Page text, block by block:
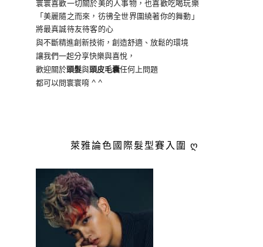
寰寰喜歡一切關於美的人事物，也喜歡吃喝玩樂
「美麗隨之而來，彷彿全世界圍繞著你的舞動」
將最真誠待友待客的心
與不斷精進創新技術，創造舒適、放鬆的環境
讓我們一起分享快樂與喜悅，
歡迎關於頭髮與頭皮毛囊任何上問題
都可以問寰寰唷 ^ ^
萊雅論色國際髮型賽入圍 ღ